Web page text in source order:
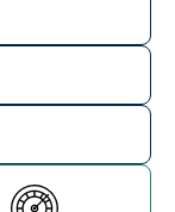
Kilometerstand